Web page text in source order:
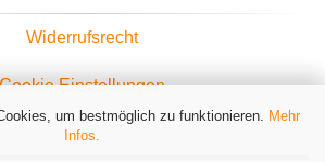
um bestmöglich zu funktionieren. Mehr
Infos.
Widerrufsrecht
Einstellungen